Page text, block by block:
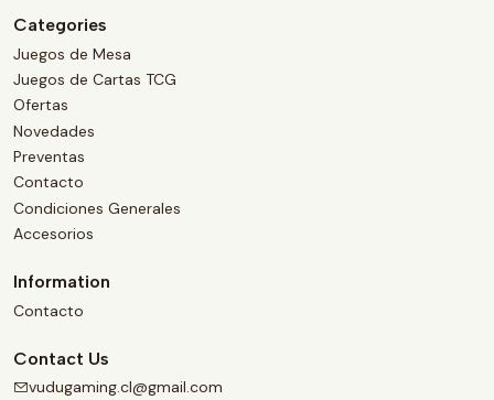
Categories
Juegos de Mesa
Juegos de Cartas TCG
Ofertas
Novedades
Preventas
Contacto
Condiciones Generales
Accesorios
Information
Contacto
Contact Us
vudugaming.cl@gmail.com